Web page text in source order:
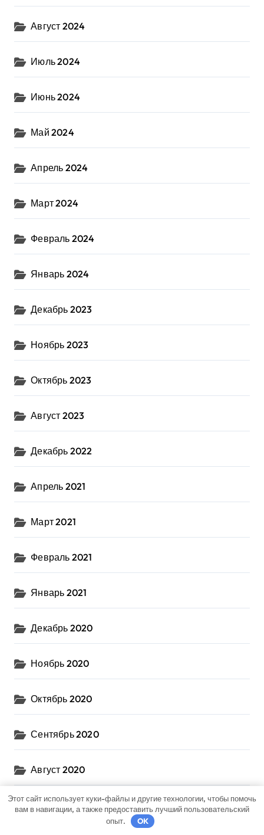
Август 2024
Июль 2024
Июнь 2024
Май 2024
Апрель 2024
Март 2024
Февраль 2024
Январь 2024
Декабрь 2023
Ноябрь 2023
Октябрь 2023
Август 2023
Декабрь 2022
Апрель 2021
Март 2021
Февраль 2021
Январь 2021
Декабрь 2020
Ноябрь 2020
Октябрь 2020
Сентябрь 2020
Август 2020
Июль 2020
Этот сайт использует куки-файлы и другие технологии, чтобы помочь
вам в навигации, а также предоставить лучший пользовательский
опыт.
OK